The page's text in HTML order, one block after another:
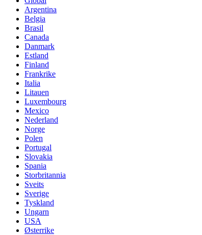
Argentina
Belgia
Brasil
Canada
Danmark
Estland
Finland
Frankrike
Italia
Litauen
Luxembourg
Mexico
Nederland
Norge
Polen
Portugal
Slovakia
Spania
Storbritannia
Sveits
Sverige
Tyskland
Ungarn
USA
Østerrike